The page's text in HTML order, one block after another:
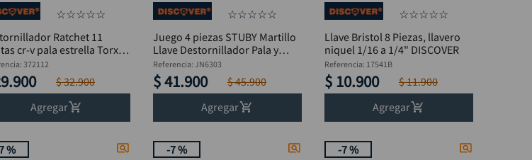
☆☆☆☆☆
Ratchet 11
cr-v pala estrella Torx
: 372112
.900 $32.900
Agregar
☆☆☆☆☆
Juego 4 piezas STUBY Martillo
Llave Destornillador Pala y
Phillips DISCOVER
Referencia: JN6303
$41.900 $45.900
Agregar
☆☆☆☆☆
Llave Bristol 8 Piezas, llavero
niquel 1/16 a 1/4" DISCOVER
Referencia: 17541B
$ 10.900 $11.900
Agregar
% -7 % -7 %